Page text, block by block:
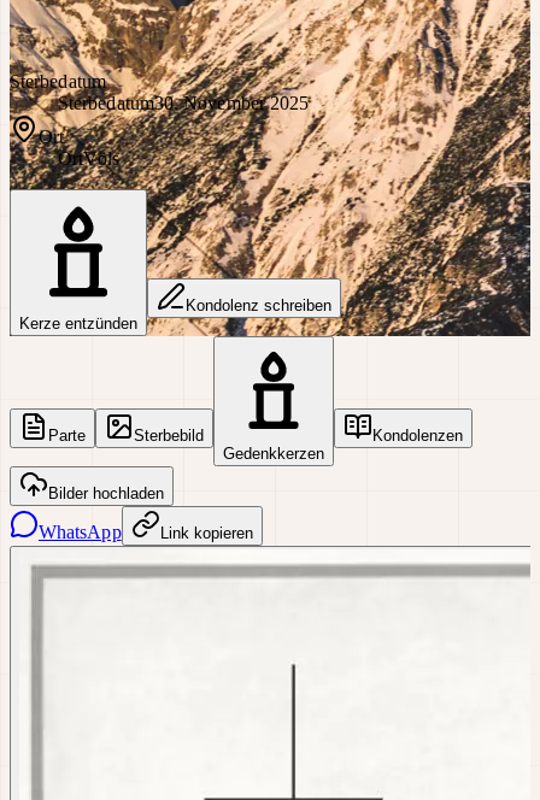
Sterbedatum
Sterbedatum30. November 2025
Ort
OrtVöls
Kerze entzünden
Kondolenz schreiben
Parte
Sterbebild
Gedenkkerzen
Kondolenzen
Bilder hochladen
WhatsApp Link kopieren